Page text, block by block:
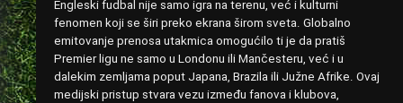
Engleski fudbal nije samo igra na terenu, već i kulturni
fenomen koji se širi preko ekrana širom sveta. Globalno
emitovanje prenosa utakmica omogućilo ti je da pratiš
Premier ligu ne samo u Londonu ili Mančesteru, već i u
dalekim zemljama poput Japana, Brazila ili Južne Afrike. Ovaj
medijski pristup stvara vezu između fanova i klubova,